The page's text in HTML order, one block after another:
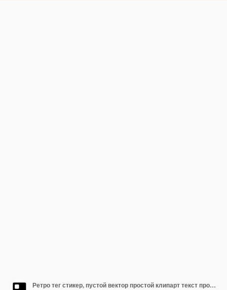
Ретро тег стикер, пустой вектор простой клипарт текст пространство набор